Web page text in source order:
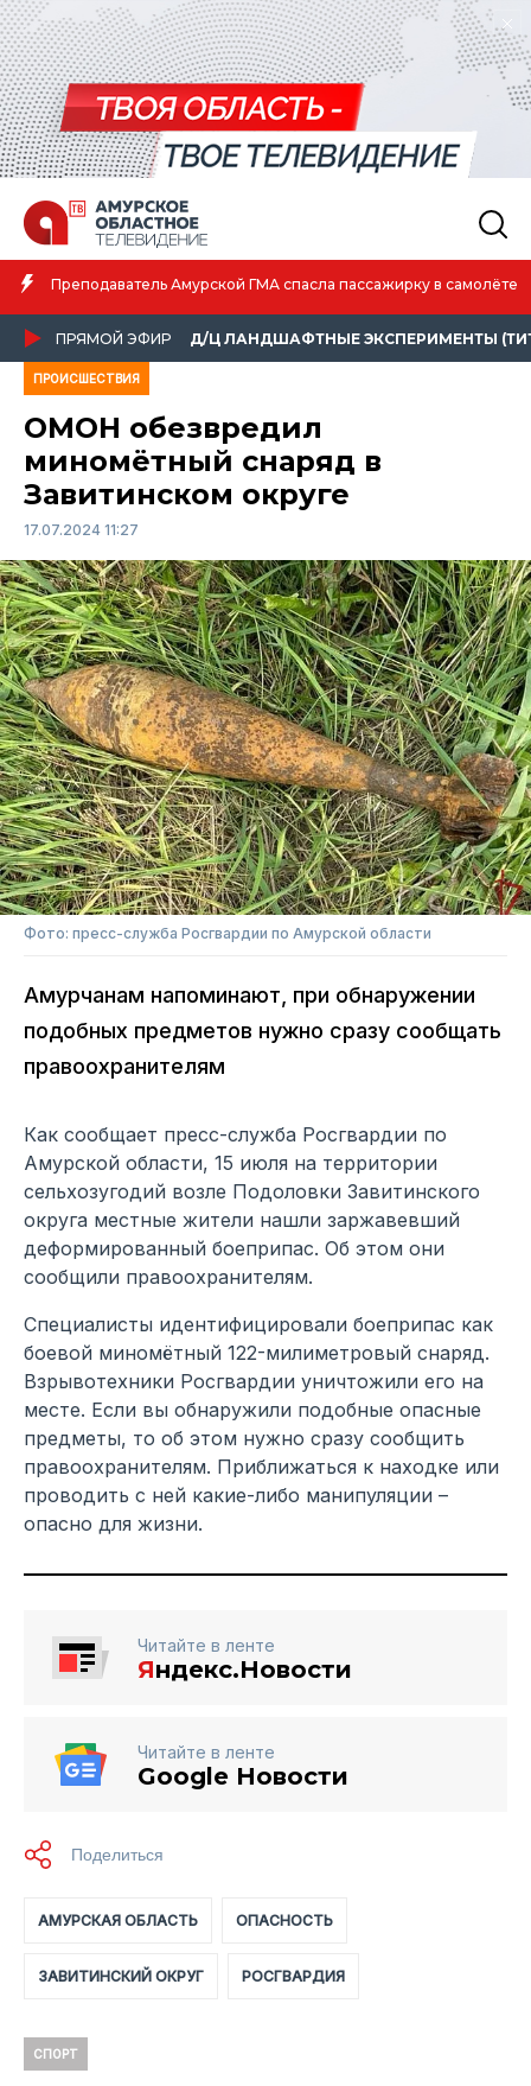
самолёте
Амурская спортсменка выиграла первенство
атлетике
ПРЯМОЙ ЭФИР Д/Ц ЛАНДШАФТНЫЕ ЭКСПЕРИМЕНТЫ
ПРОИСШЕСТВИЯ
ОМОН обезвредил
миномётный снаряд в
Завитинском округе
17.07.2024 11:27
Фото: пресс-служба Росгвардии по Амурской области
Амурчанам напоминают, при обнаружении
подобных предметов нужно сразу сообщать
правоохранителям
Как сообщает пресс-служба Росгвардии по
Амурской области, 15 июля на территории
сельхозугодий возле Подоловки Завитинского
округа местные жители нашли заржавевший
деформированный боеприпас. Об этом они
сообщили правоохранителям.
Специалисты идентифицировали боеприпас как
боевой миномётный 122-милиметровый снаряд.
Взрывотехники Росгвардии уничтожили его на
месте. Если вы обнаружили подобные опасные
предметы, то об этом нужно сразу сообщить
правоохранителям. Приближаться к находке или
проводить с ней какие-либо манипуляции –
опасно для жизни.
Читайте в ленте
Яндекс.Новости
Читайте в ленте
Google Новости
АМУРСКАЯ ОБЛАСТЬ ОПАСНОСТЬ
ЗАВИТИНСКИЙ ОКРУГ РОСГВАРДИЯ
СПОРТ